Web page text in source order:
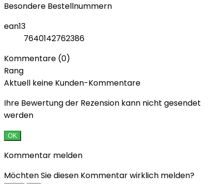
Besondere Bestellnummern
ean13
7640142762386
Kommentare (0)
Rang
Aktuell keine Kunden-Kommentare
Ihre Bewertung der Rezension kann nicht gesendet
werden
OK
Kommentar melden
Möchten Sie diesen Kommentar wirklich melden?